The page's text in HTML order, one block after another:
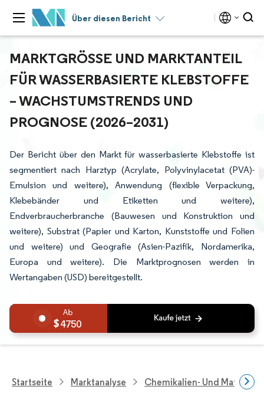
Über diesen Bericht
MARKTGRÖSSE UND MARKTANTEIL F
ÜR WASSERBASIERTE KLEBSTOFFE –
WACHSTUMSTRENDS UND P
ROGNOSE (2026–2031)
Der Bericht über den Markt für wasserbasierte Klebstoffe ist
segmentiert nach Harztyp (Acrylate, Polyvinylacetat (PVA)-
Emulsion und weitere), Anwendung (flexible Verpackung,
Klebebänder und Etiketten und weitere),
Endverbraucherbranche (Bauwesen und Konstruktion und
weitere), Substrat (Papier und Karton, Kunststoffe und Folien
und weitere) und Geografie (Asien-Pazifik, Nordamerika,
Europa und weitere). Die Marktprognosen werden in
Wertangaben (USD) bereitgestellt.
4750
Startseite Marktanalyse Chemikalien- Und